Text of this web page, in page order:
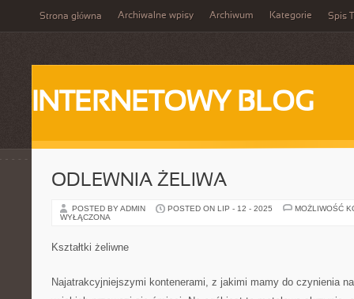
Strona główna Archiwalne wpisy Archiwum Kategorie Spis
INTERNETOWY BLOG
ODLEWNIA ŻELIWA
POSTED BY ADMIN POSTED ON LIP - 12 - 2025
MOŻLIWOŚĆ
WYŁĄCZONA
Kształtki żeliwne
Najatrakcyjniejszymi kontenerami, z jakimi mamy do czynienia